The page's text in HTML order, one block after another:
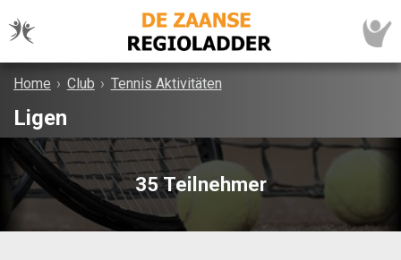
Home › Club › Tennis Aktivitäten
Ligen
35 Teilnehmer